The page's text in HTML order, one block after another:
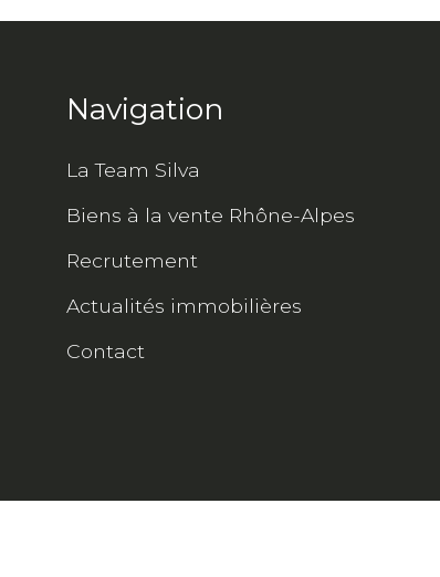
Navigation
La Team Silva
Biens à la vente Rhône-Alpes
Recrutement
Actualités immobilières
Contact